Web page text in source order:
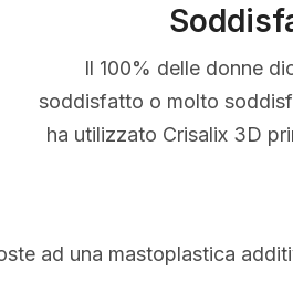
Il 100% delle donne
soddisfatto o molto
ha utilizzato Crisalix 3D
ad una mastoplastica